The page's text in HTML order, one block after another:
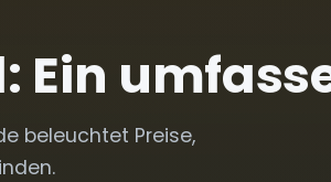
Ein
beleuchtet Preise,